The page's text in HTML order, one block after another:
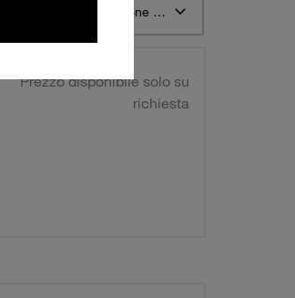
Ordina per Descrizione materiale STAUFF ascendente
Prezzo disponibile solo su
richiesta